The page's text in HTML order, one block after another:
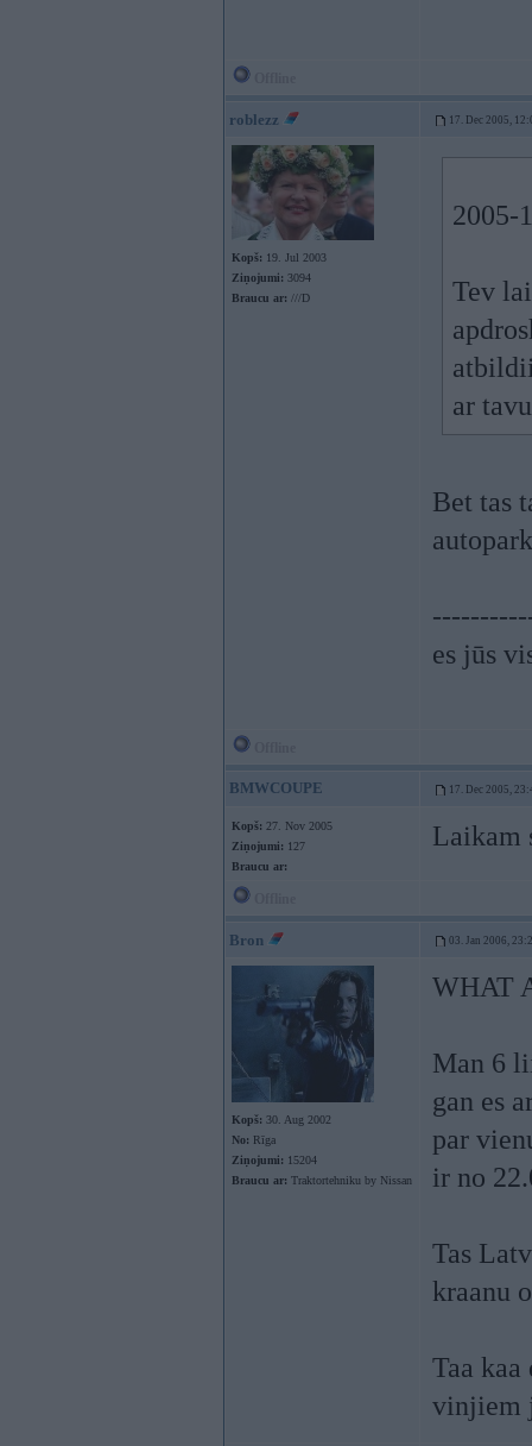
roblezz 17. Dec 2005,
Kopš: 19. Jul 2003
Ziņojumi: 3094
Braucu ar: ///D
2005-
Tev
ar
Bet tas
es jūs
BMWCOUPE 17. Dec 2005,
Kopš: 27. Nov 2005
Ziņojumi: 127
Braucu ar:
Laikam
Bron 03. Jan 2006,
Kopš: 30. Aug 2002
No: Rīga
Ziņojumi: 15204
Braucu ar: Traktortehniku by Nissan
WHAT
Man 6
gan es
par
ir no
Tas
kraanu
Taa
vinjiem